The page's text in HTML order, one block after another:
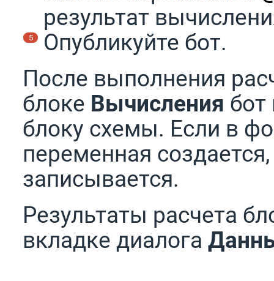
результат
Опубликуйте бот.
После выполнения
блоке Вычисления
блоку схемы. Если в
переменная
записывается.
Результаты расчета
вкладке диалога